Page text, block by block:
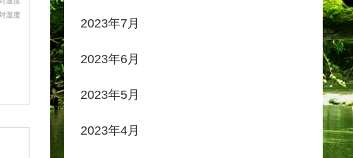
2023年7月
2023年6月
2023年5月
2023年4月